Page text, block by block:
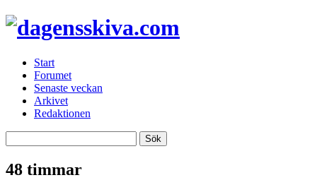
Start
Forumet
Senaste veckan
Arkivet
Redaktionen
48 timmar